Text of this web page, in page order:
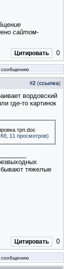
сайтом-
Цитировать 0
сообщению
#2 (ссылка)
вордовский
где-то картинок
трп.doc
11 просмотров)
тяжелые
Цитировать 0
сообщению